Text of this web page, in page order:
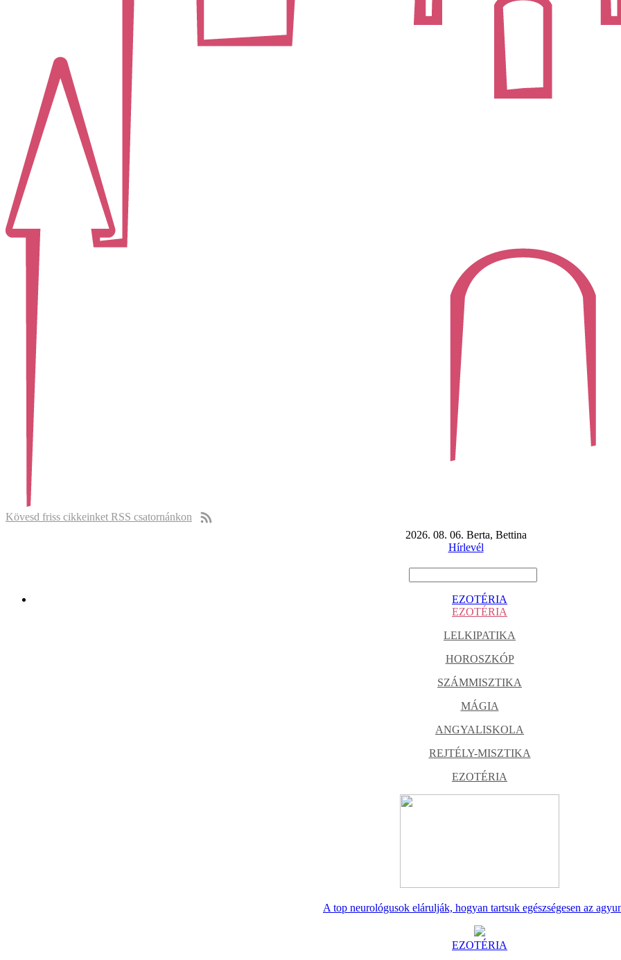
Kövesd friss cikkeinket RSS csatornánkon
2026. 08. 06. Berta, Bettina
Hírlevél
EZOTÉRIA
EZOTÉRIA
LELKIPATIKA
HOROSZKÓP
SZÁMMISZTIKA
MÁGIA
ANGYALISKOLA
REJTÉLY-MISZTIKA
EZOTÉRIA
A top neurológusok elárulják, hogyan tartsuk egészségesen az
EZOTÉRIA